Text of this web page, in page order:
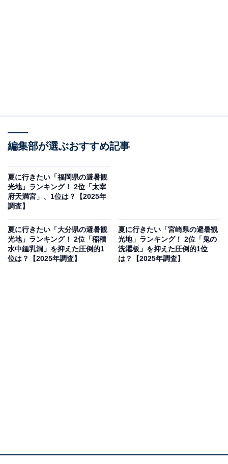
ごせます。洞窟内には色とりどりのライトが施され、幻
想的な雰囲気のなか、時間を忘れて静かなひとときを味
回答者からは「透明度の高い海と涼しい海風が心地よ
く、夏の避暑にも最適なリゾートだから」(30代女性／東
京都)、「神秘的で自然の美しさに触れれるため」(30代
女性／兵庫県)、「涼しそうなため夏に行きたいと思うか
らです」(40代男性／東京都)といった声が集まりまし
1位：沖縄美ら海水族館／141票
編集部が選ぶおすすめ記事
夏に行きたい「福岡県の避暑観
光地」ランキング！ 2位「太宰
府天満宮」、1位は？【2025年
調査】
夏に行きたい「大分県の避暑観
光地」ランキング！ 2位「稲積
水中鍾乳洞」を抑えた圧倒的1
位は？【2025年調査】
夏に行きたい「宮崎県の避暑観
光地」ランキング！ 2位「鬼の
洗濯板」を抑えた圧倒的1位
は？【2025年調査】